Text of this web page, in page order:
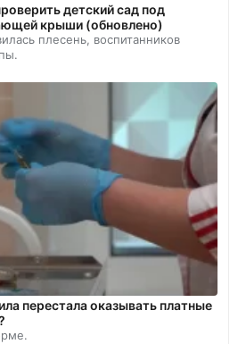
детский сад под
крыши (обновлено)
плесень, воспитанников
перестала оказывать платные